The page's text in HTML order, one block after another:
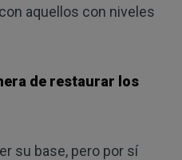
aquellos con niveles
de restaurar los
su base, pero por sí